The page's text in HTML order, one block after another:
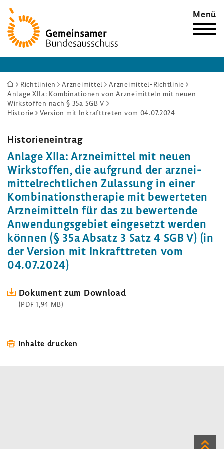
Zur
Startseite
Menü
Sie
sind
hier:
Richtlinien Arzneimittel
Arzneimittel-Richtlinie
Anlage XIIa: Kombinationen von Arzneimitteln mit neuen
Wirkstoffen nach § 35a SGB V
Historie
Version mit Inkrafttreten vom 04.07.2024
Histo­ri­en­ein­trag
Anlage XIIa: Arznei­mittel mit neuen
Wirk­stoffen, die aufgrund der arznei­
mit­tel­recht­li­chen Zulas­sung in einer
Kombi­na­ti­ons­the­rapie mit bewer­teten
Arznei­mit­teln für das zu bewer­tende
Anwen­dungs­ge­biet einge­setzt werden
können (§ 35a Absatz 3 Satz 4 SGB V) (in
der Version mit Inkraft­treten vom
04.07.2024)
Doku­ment zum Down­load
(PDF 1,94 MB)
Inhalte drucken
Zum